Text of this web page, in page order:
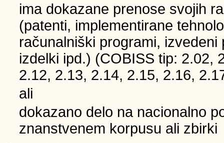
ima dokazane prenose svojih
(patenti, implementirane
računalniški programi, izvedeni
izdelki ipd.) (COBISS tip: 2.02,
2.12, 2.13, 2.14, 2.15, 2.16,
ali
dokazano delo na nacionalno
znanstvenem korpusu ali zbirki